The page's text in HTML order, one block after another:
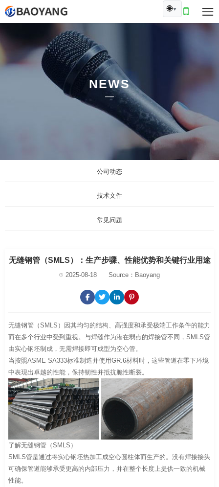
🌐▼
NEWS
公司动态
技术文件
常见问题
无缝钢管（SMLS）：生产步骤、性能优势和关键行业用途
2025-08-18 Source：Baoyang
无缝钢管（SMLS）因其均匀的结构、高强度和承受极端工作条件的能力
而在多个行业中受到重视。与焊缝作为潜在弱点的焊接管不同，SMLS管
由实心钢坯制成，无需焊接即可成型为空心管。
当按照ASME SA333标准制造并使用GR.6材料时，这些管道在零下环境
中表现出卓越的性能，保持韧性并抵抗脆性断裂。
了解无缝钢管（SMLS）
SMLS管是通过将实心钢坯热加工成空心圆柱体而生产的。没有焊接接头
可确保管道能够承受更高的内部压力，并在整个长度上提供一致的机械
性能。